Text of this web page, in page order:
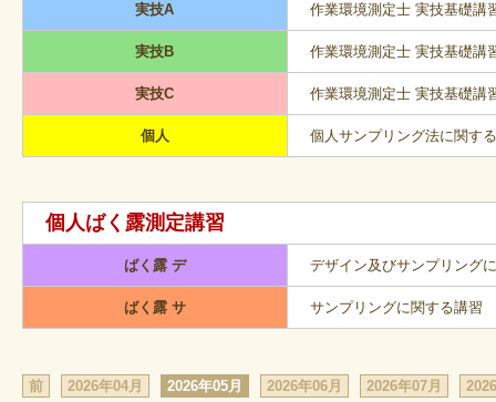
実技A 作業環境測定士 実技基礎講
実技B 作業環境測定士 実技基礎講
実技C 作業環境測定士 実技基礎講
個人 個人サンプリング法に関す
個人ばく露測定講習
ばく露 デ デザイン及びサンプリング
ばく露 サ サンプリングに関する講習
前 2026年04月 2026年05月 2026年06月 2026年07月